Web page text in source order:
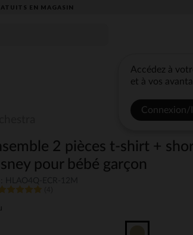
EN MAGASIN​
Accédez à
et à vos
2 pièces t-shirt +
pour bébé garçon